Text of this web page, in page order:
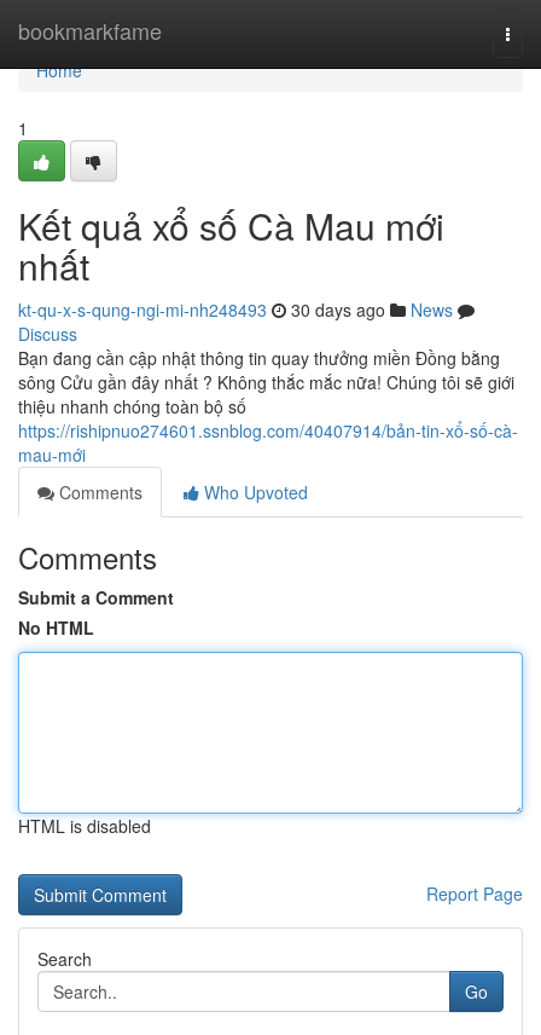
bookmarkfame
Home
Home
1
Kết quả xổ số Cà Mau mới
nhất
kt-qu-x-s-qung-ngi-mi-nh248493 30 days ago
News
Discuss
Bạn đang cần cập nhật thông tin quay thưởng miền Đồng bằng
sông Cửu gần đây nhất ? Không thắc mắc nữa! Chúng tôi sẽ giới
thiệu nhanh chóng toàn bộ số
https://rishipnuo274601.ssnblog.com/40407914/bản-tin-xổ-số-cà-
mau-mới
Comments
Who Upvoted
Comments
Submit a Comment
No HTML
HTML is disabled
Report Page
Search
Go